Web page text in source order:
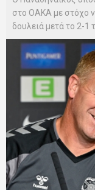
στο ΟΑΚΑ με στόχο
δουλειά μετά το 2-1